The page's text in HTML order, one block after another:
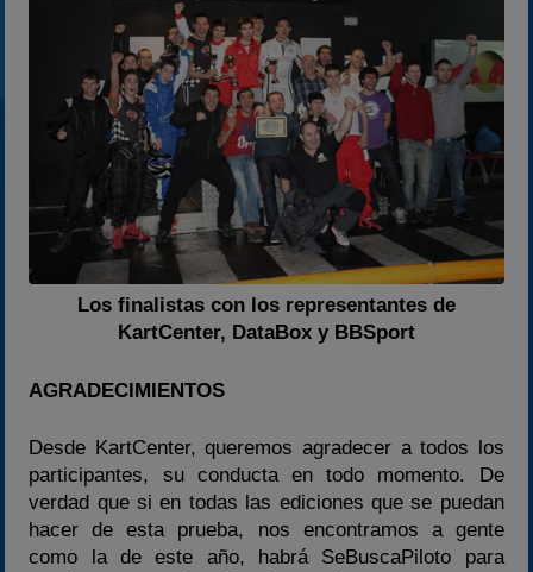
Los finalistas con los representantes de
KartCenter, DataBox y BBSport
AGRADECIMIENTOS
Desde KartCenter, queremos agradecer a todos los
participantes, su conducta en todo momento. De
verdad que si en todas las ediciones que se puedan
hacer de esta prueba, nos encontramos a gente
como la de este año, habrá SeBuscaPiloto para